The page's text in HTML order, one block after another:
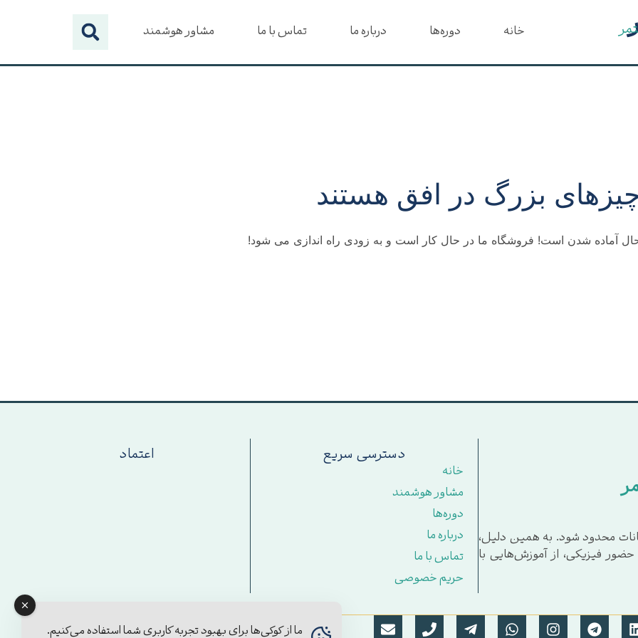
خانه دوره‌ها درباره ما تماس با ما مشاور هوشمند
بزرگ در افق هستند
آماده شدن است! فروشگاه ما در حال کار است و به زودی راه اندازی می شود!
محدود شود. به همین دلیل،
حضور فیزیکی، از آموزش‌هایی با
دسترسی سریع
خانه
مشاور هوشمند
دوره‌ها
درباره ما
تماس با ما
حریم خصوصی
اعتماد
ما از کوکی‌ها برای بهبود تجربه کاربری شما استفاده می‌کنیم.